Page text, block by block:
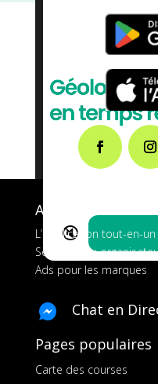
🔇
A propos de FMS
L’application tout-en-
Services aux
Ads pour les marques
Chat en
Pages populaires
Carte des courses